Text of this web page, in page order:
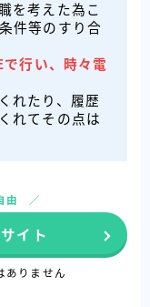
を考えた為こ
件等のすり合
行い、時々電
れたり、履歴
れてその点は
由
イト
ありません